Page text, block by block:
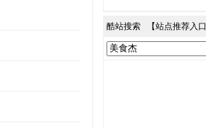
酷站搜索 【站点推荐入口